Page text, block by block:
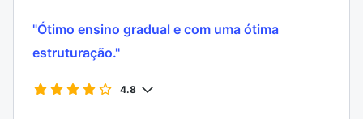
"Ótimo ensino gradual e com uma ótima
estruturação."
4.8